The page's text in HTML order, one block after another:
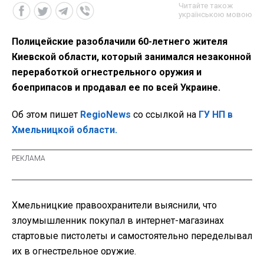
Читайте також
українською мовою
Полицейские разоблачили 60-летнего жителя
Киевской области, который занимался незаконной
переработкой огнестрельного оружия и
боеприпасов и продавал ее по всей Украине.
Об этом пишет RegioNews со ссылкой на ГУ НП в
Хмельницкой области.
Хмельницкие правоохранители выяснили, что
злоумышленник покупал в интернет-магазинах
стартовые пистолеты и самостоятельно переделывал
их в огнестрельное оружие.